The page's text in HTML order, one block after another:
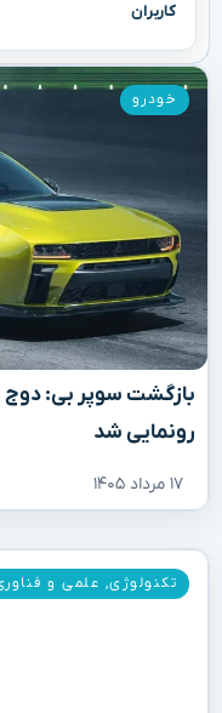
کاربران
رونمایی شد
۱۷ مرداد ۱۴۰۵
خودرو
تکنولوژی,علمی و فناوری